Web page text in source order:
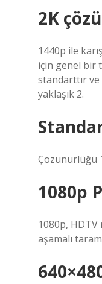
2K
1440p ile
için genel bir
standarttır ve
yaklaşık 2.
Çözünürlüğü
1080p
1080p, HDTV
aşamalı